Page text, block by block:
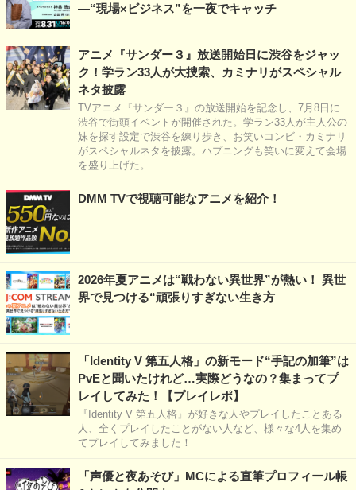
―“現場×ビジネス”を一夜でキャッチ
アニメ『サンダー３』放送開始日に渋谷をジャッ
ク！学ラン33人が大捜索、カミナリがスペシャル
ネタ披露
TVアニメ『サンダー３』の放送開始を記念し、7月8日に
渋谷で街頭イベントが開催された。学ラン33人が主人公の
妹を探す設定で渋谷を練り歩き、お笑いコンビ・カミナリ
がスペシャルネタを披露。ハプニングも笑いに変えて会場
を盛り上げた。
DMM TVで視聴可能なアニメを紹介！
2026年夏アニメは“戦わない異世界”が熱い！ 異世
界で見つける“頑張りすぎない生き方
「Identity V 第五人格」の新モード“手記の加筆”は
PvEと聞いたけれど…実際どうなの？集まってプ
レイしてみた！【プレイレポ】
『Identity V 第五人格』が好きな人やプレイしたことある
人、全くプレイしたことがない人など、様々な4人を集め
てプレイしてみました！
「声優と夜あそび」MCによる直筆プロフィール帳